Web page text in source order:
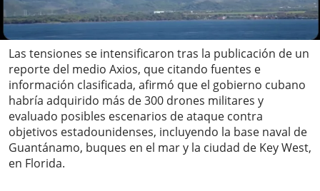
Las tensiones se intensificaron tras la publicación de un
reporte del medio Axios, que citando fuentes e
información clasificada, afirmó que el gobierno cubano
habría adquirido más de 300 drones militares y
evaluado posibles escenarios de ataque contra
objetivos estadounidenses, incluyendo la base naval de
Guantánamo, buques en el mar y la ciudad de Key West,
en Florida.